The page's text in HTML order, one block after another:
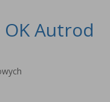
Autrod